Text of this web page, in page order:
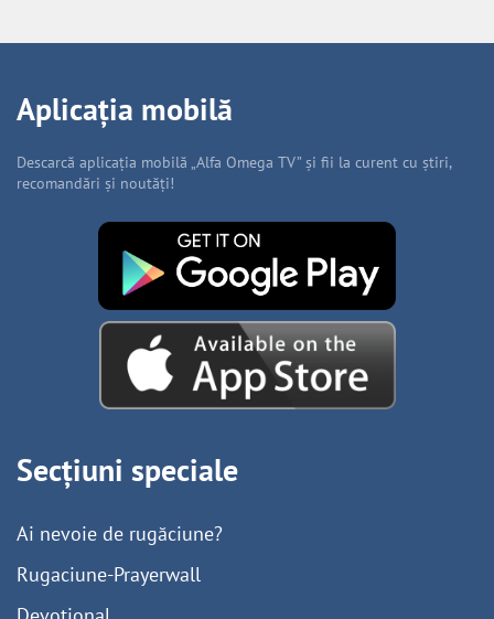
Aplicația mobilă
Descarcă aplicația mobilă „Alfa Omega TV” și fii la curent cu știri,
recomandări și noutăți!
Secțiuni speciale
Ai nevoie de rugăciune?
Rugaciune-Prayerwall